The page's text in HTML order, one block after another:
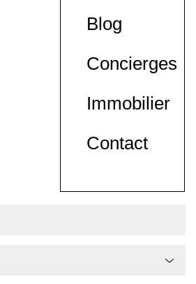
Blog
Concierges
Immobilier
Contact